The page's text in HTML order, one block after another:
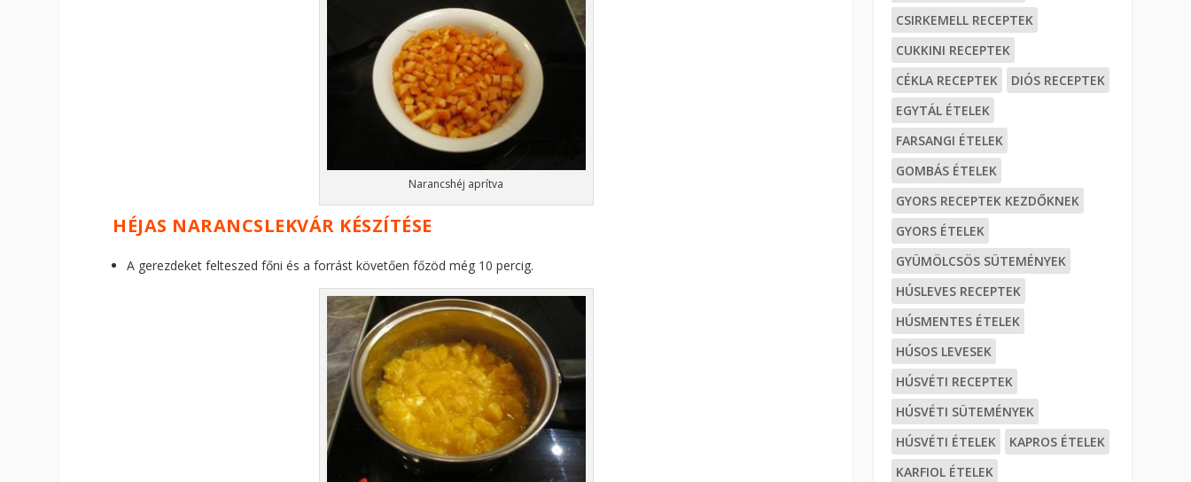
Narancshéj aprítva
HÉJAS NARANCSLEKVÁR KÉSZÍTÉSE
A gerezdeket felteszed főni és a forrást követően főzöd még 10 percig.
CSIRKEMELL RECEPTEK
CUKKINI RECEPTEK
CÉKLA RECEPTEK
DIÓS RECEPTEK
EGYTÁL ÉTELEK
FARSANGI ÉTELEK
GOMBÁS ÉTELEK
GYORS RECEPTEK KEZDŐKNEK
GYORS ÉTELEK
GYÜMÖLCSÖS SÜTEMÉNYEK
HÚSLEVES RECEPTEK
HÚSMENTES ÉTELEK
HÚSOS LEVESEK
HÚSVÉTI RECEPTEK
HÚSVÉTI SÜTEMÉNYEK
HÚSVÉTI ÉTELEK
KAPROS ÉTELEK
KARFIOL ÉTELEK